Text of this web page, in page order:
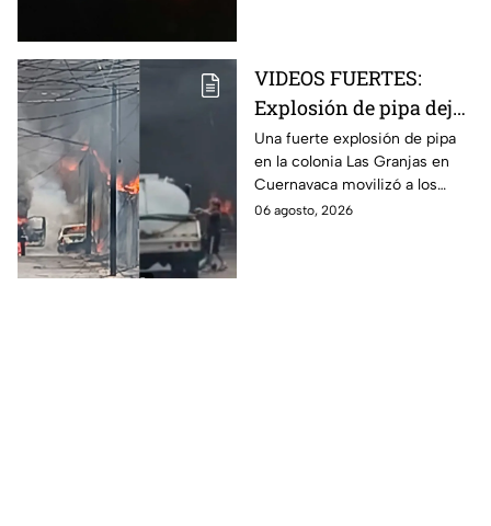
VIDEOS FUERTES:
Explosión de pipa deja
heridos en Cuernavaca;
así se vio la zona
Una fuerte explosión de pipa
en la colonia Las Granjas en
Cuernavaca movilizó a los
cuerpos de emergencia. El
06 agosto, 2026